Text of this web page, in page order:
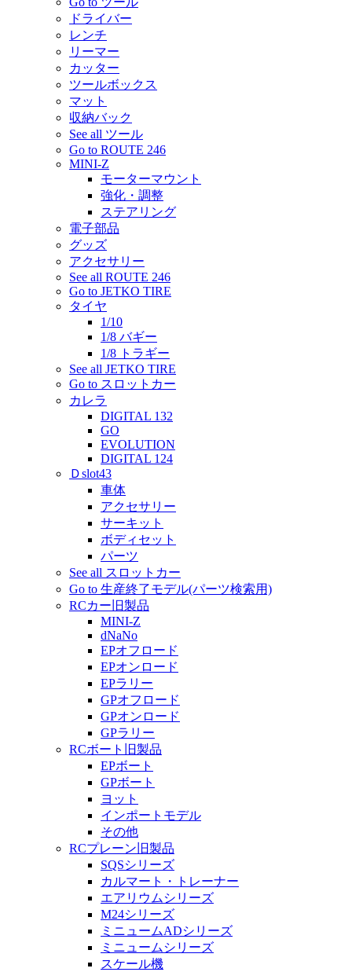
ドライバー
レンチ
リーマー
カッター
ツールボックス
マット
収納バック
See all ツール
Go to ROUTE 246
MINI-Z
モーターマウント
強化・調整
ステアリング
電子部品
グッズ
アクセサリー
See all ROUTE 246
Go to JETKO TIRE
タイヤ
1/10
1/8 バギー
1/8 トラギー
See all JETKO TIRE
Go to スロットカー
カレラ
DIGITAL 132
GO
EVOLUTION
DIGITAL 124
Ｄslot43
車体
アクセサリー
サーキット
ボディセット
パーツ
See all スロットカー
Go to 生産終了モデル(パーツ検索用)
RCカー旧製品
MINI-Z
dNaNo
EPオフロード
EPオンロード
EPラリー
GPオフロード
GPオンロード
GPラリー
RCボート旧製品
EPボート
GPボート
ヨット
インポートモデル
その他
RCプレーン旧製品
SQSシリーズ
カルマート・トレーナー
エアリウムシリーズ
M24シリーズ
ミニュームADシリーズ
ミニュームシリーズ
スケール機